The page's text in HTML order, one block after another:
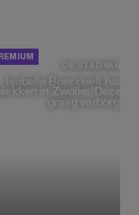
DE STAD VAN
Isabelle Boer deelt haar
plekken in Zwolle: 'Deze
graag verborgen'